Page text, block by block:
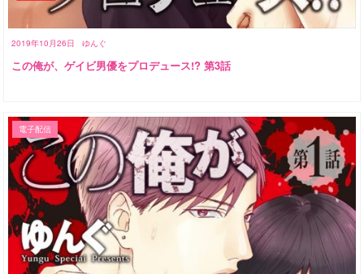
2019年10月26日 ゆんぐ
この俺が、ゲイビ男優をプロデュース!? 第3話
電子配信